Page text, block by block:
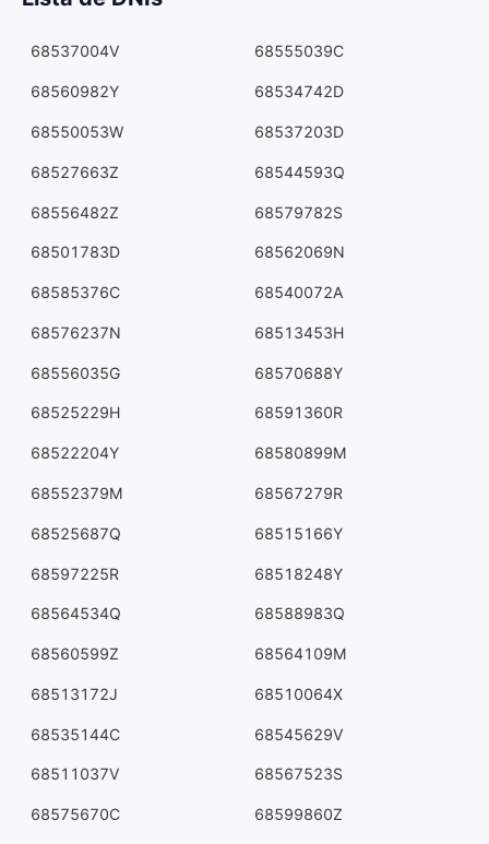
68537004V 68555039C
68560982Y 68534742D
68550053W 68537203D
68527663Z 68544593Q
68556482Z 68579782S
68501783D 68562069N
68585376C 68540072A
68576237N 68513453H
68556035G 68570688Y
68525229H 68591360R
68522204Y 68580899M
68552379M 68567279R
68525687Q 68515166Y
68597225R 68518248Y
68564534Q 68588983Q
68560599Z 68564109M
68513172J 68510064X
68535144C 68545629V
68511037V 68567523S
68575670C 68599860Z